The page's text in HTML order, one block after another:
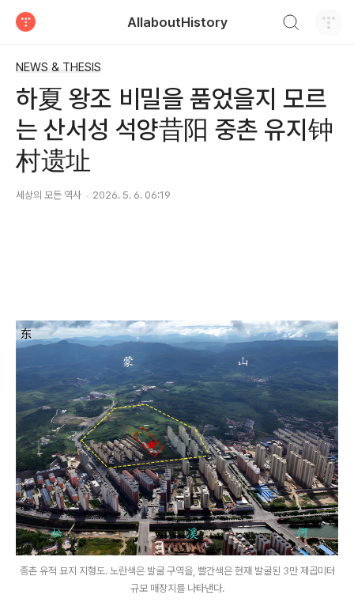
AllaboutHistory
NEWS & THESIS
하夏 왕조 비밀을 품었을지 모르
는 산서성 석양昔阳 중촌 유지钟
村遗址
세상의 모든 역사 2026. 5. 6. 06:19
종촌 유적 묘지 지형도. 노란색은 발굴 구역을, 빨간색은 현재 발굴된 3만 제곱미터
규모 매장지를 나타낸다.